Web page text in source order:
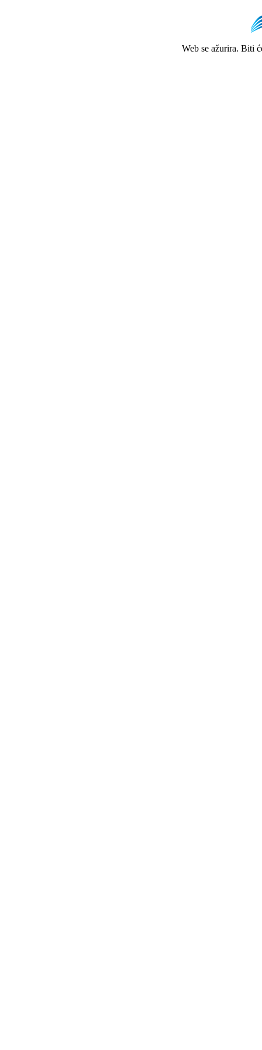
Web se ažurira. Biti